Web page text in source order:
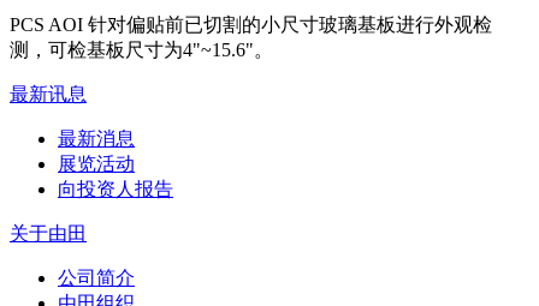
PCS AOI 针对偏贴前已切割的小尺寸玻璃基板进行外观检
测，可检基板尺寸为4"~15.6"。
最新讯息
最新消息
展览活动
向投资人报告
关于由田
公司简介